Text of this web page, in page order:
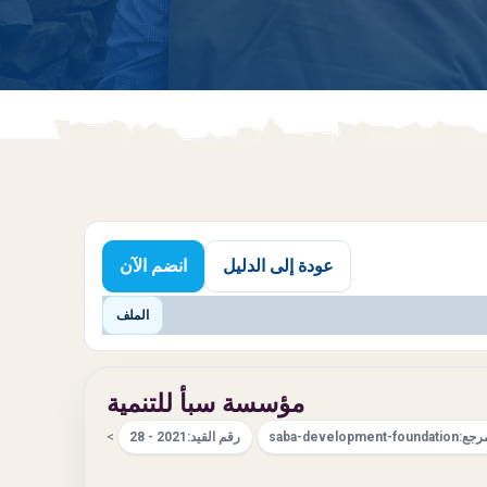
عودة إلى الدليل انضم الآن
الملف
مؤسسة سبأ للتنمية
saba-development-foundation رقم القيد: 2021 - 28
>